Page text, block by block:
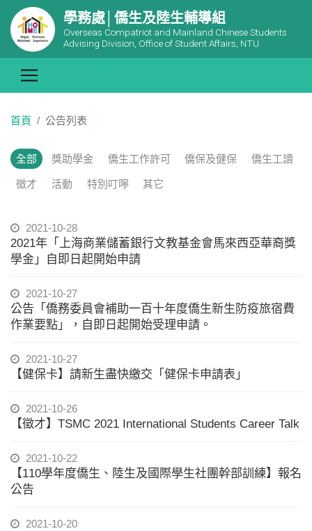
學務處│僑生及陸生輔導組
Overseas Compatriot and Mainland Chinese Students
Advising Division, Office of Student Affairs, NTU
首頁 公告列表
全部 獎助學金 僑生工作許可 僑保及健保 僑生工讀
徵才 活動 特別叮嚀 其它
2021-10-28
2021年「上海商業儲蓄銀行文教基金會馬來西亞華裔獎
學金」自即日起開始申請
2021-10-27
公告「僑務委員會補助一百十年度僑生新生防疫旅宿費
作業要點」，自即日起開始受理申請。
2021-10-27
【健保卡】請新生盡快繳交「健保卡申請表」
2021-10-26
【徵才】TSMC 2021 International Students Career Talk
2021-10-22
【110學年度僑生、陸生及國際學生社團幹部訓練】報名
公告
2021-10-20